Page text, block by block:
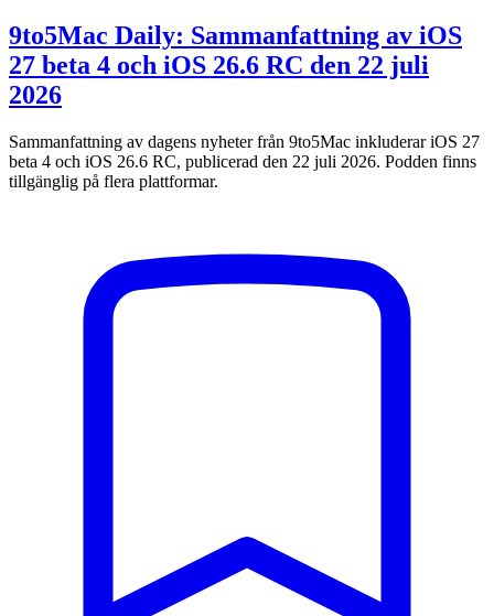
9to5Mac Daily: Sammanfattning av iOS
27 beta 4 och iOS 26.6 RC den 22 juli
2026
Sammanfattning av dagens nyheter från 9to5Mac inkluderar iOS 27
beta 4 och iOS 26.6 RC, publicerad den 22 juli 2026. Podden finns
tillgänglig på flera plattformar.